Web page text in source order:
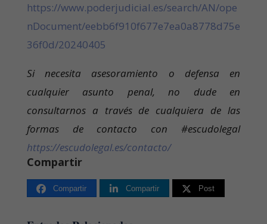
https://www.poderjudicial.es/search/AN/ope
nDocument/eebb6f910f677e7ea0a8778d75e
36f0d/20240405
Si necesita asesoramiento o defensa en
cualquier asunto penal, no dude en
consultarnos a través de cualquiera de las
formas de contacto con #escudolegal
https://escudolegal.es/contacto/
Compartir
Compartir Compartir Post